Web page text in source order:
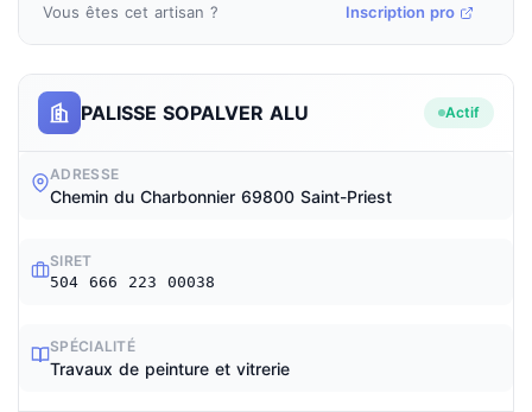
Vous êtes cet artisan ? Inscription pro
PALISSE SOPALVER ALU Actif
ADRESSE
Chemin du Charbonnier 69800 Saint-Priest
SIRET
504 666 223 00038
SPÉCIALITÉ
Travaux de peinture et vitrerie